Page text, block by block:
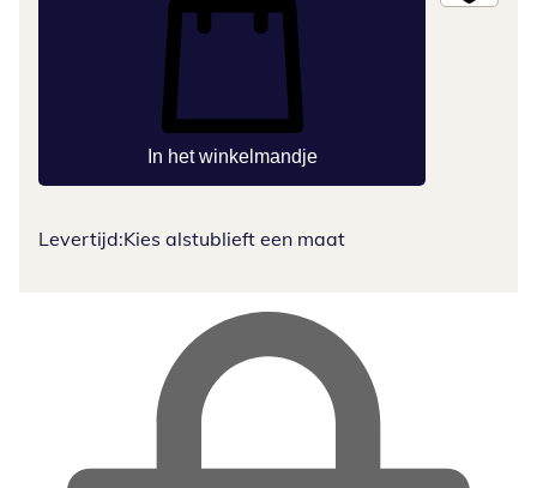
In het winkelmandje
Levertijd:Kies alstublieft een maat